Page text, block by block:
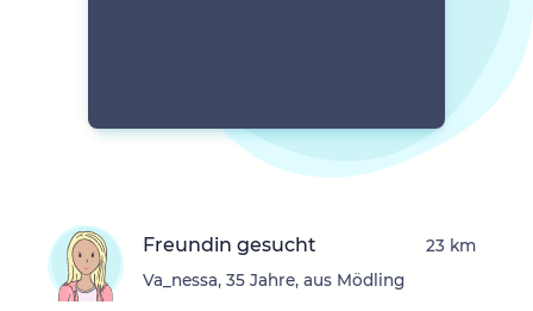
Freundin gesucht
Va_nessa, 35 Jahre, aus Mödling
23 km